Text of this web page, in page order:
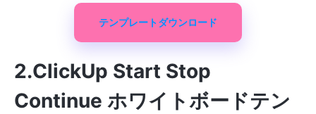
テンプレートダウンロード
2.ClickUp Start Stop
Continue ホワイトボードテン